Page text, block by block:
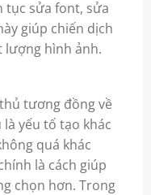
tục sửa font, sửa
giúp chiến dịch
lượng hình ảnh.
tương đồng về
yếu tố tạo khác
quá khác
là cách giúp
chọn hơn. Trong